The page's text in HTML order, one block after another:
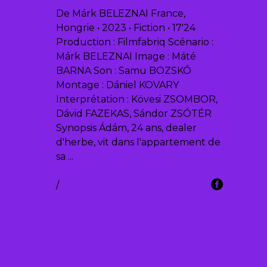
De Márk BELEZNAI France,
Hongrie • 2023 • Fiction • 17'24
Production : Filmfabriq Scénario :
Márk BELEZNAI Image : Máté
BARNA Son : Samu BOZSKÓ
Montage : Dániel KOVARY
Interprétation : Kövesi ZSOMBOR,
Dávid FAZEKAS, Sándor ZSÓTÉR
Synopsis Ádám, 24 ans, dealer
d'herbe, vit dans l'appartement de
sa
/